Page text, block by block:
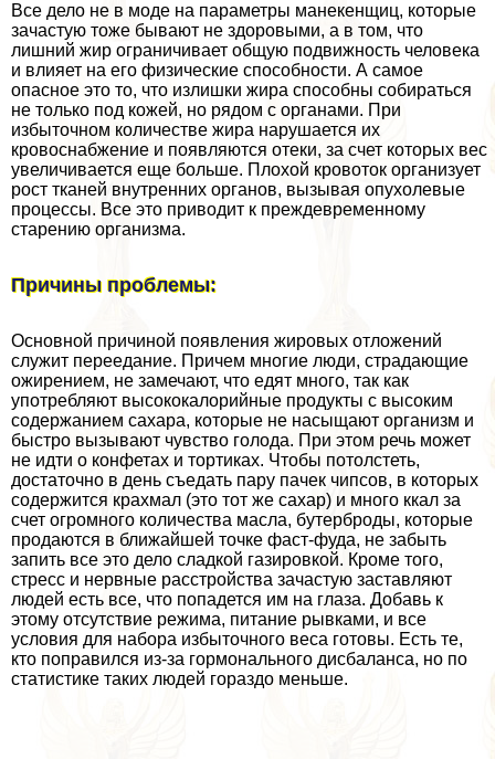
Все дело не в моде на параметры манекенщиц, которые
зачастую тоже бывают не здоровыми, а в том, что
лишний жир ограничивает общую подвижность человека
и влияет на его физические способности. А самое
опасное это то, что излишки жира способны собираться
не только под кожей, но рядом с органами. При
избыточном количестве жира нарушается их
кровоснабжение и появляются отеки, за счет которых вес
увеличивается еще больше. Плохой кровоток организует
рост тканей внутренних органов, вызывая опухолевые
процессы. Все это приводит к преждевременному
старению организма.
Причины проблемы:
Основной причиной появления жировых отложений
служит переедание. Причем многие люди, страдающие
ожирением, не замечают, что едят много, так как
употрeбляют высококалорийные продукты с высоким
содержанием сахара, которые не насыщают организм и
быстро вызывают чувство голода. При этом речь может
не идти о конфетах и тортиках. Чтобы потолстеть,
достаточно в день съедать пару пачек чипсов, в которых
содержится крахмал (это тот же сахар) и много ккал за
счет огромного количества масла, бутерброды, которые
продаются в ближайшей точке фаст-фуда, не забыть
запить все это дело сладкой газировкой. Кроме того,
стресс и нервные расстройства зачастую заставляют
людей есть все, что попадется им на глаза. Добавь к
этому отсутствие режима, питание рывками, и все
условия для набора избыточного веса готовы. Есть те,
кто поправился из-за гормонального дисбаланса, но по
статистике таких людей гораздо меньше.